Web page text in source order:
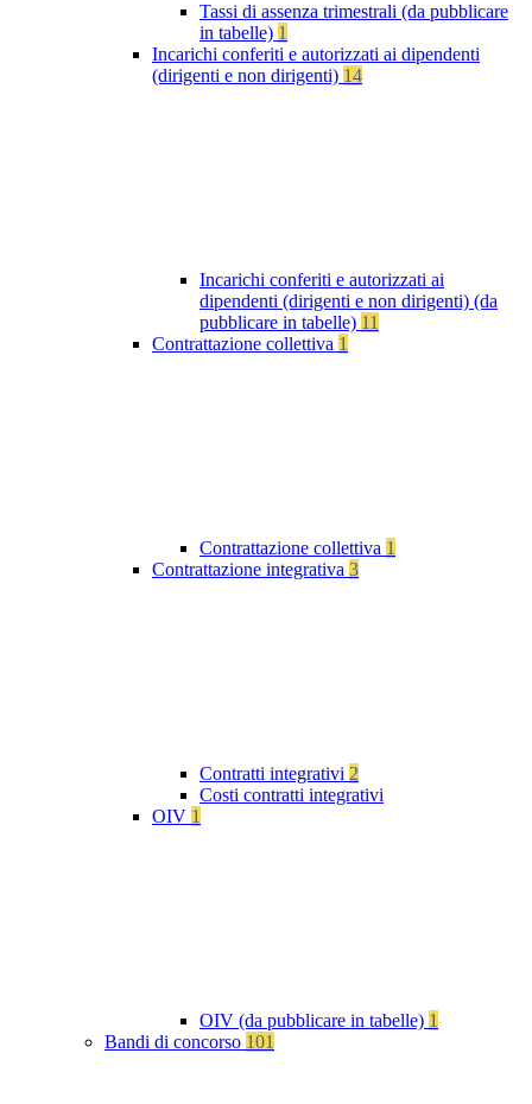
Tassi di assenza trimestrali (da pubblicare
in tabelle) 1
Incarichi conferiti e autorizzati ai dipendenti
(dirigenti e non dirigenti) 14
Incarichi conferiti e autorizzati ai
dipendenti (dirigenti e non dirigenti) (da
pubblicare in tabelle) 11
Contrattazione collettiva 1
Contrattazione collettiva 1
Contrattazione integrativa 3
Contratti integrativi 2
Costi contratti integrativi
OIV 1
OIV (da pubblicare in tabelle) 1
Bandi di concorso 101